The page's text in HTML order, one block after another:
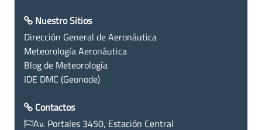
Nuestro Sitios
Dirección General de Aeronáutica
Meteorología Aeronáutica
Blog de Meteorología
IDE DMC (Geonode)
Contactos
Av. Portales 3450, Estación Central